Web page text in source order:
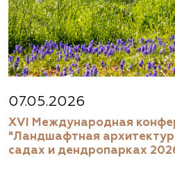
07.05.2026
XVI Международная
"Ландшафтная
садах и дендропарках